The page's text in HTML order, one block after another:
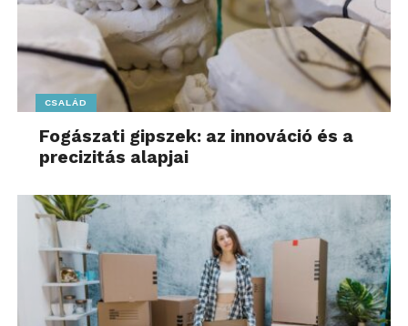
CSALÁD
Fogászati gipszek: az innováció és a
precizitás alapjai